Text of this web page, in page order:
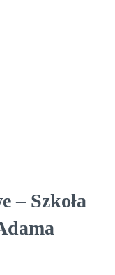
– Szkoła